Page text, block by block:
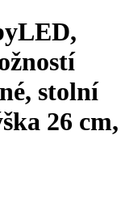
LED,
stolní
26 cm,